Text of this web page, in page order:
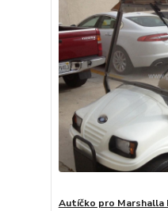
Autíčko pro Marshalla